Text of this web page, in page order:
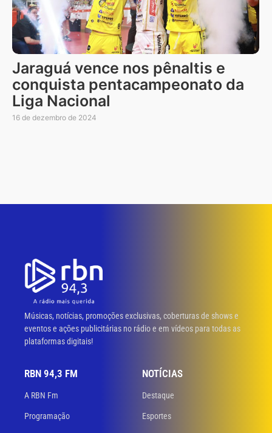
Jaraguá vence nos pênaltis e
conquista pentacampeonato da
Liga Nacional
16 de dezembro de 2024
Músicas, notícias, promoções exclusivas, coberturas de shows e
eventos e ações publicitárias no rádio e em vídeos para todas as
plataformas digitais!
RBN 94,3 FM
A RBN Fm
Programação
NOTÍCIAS
Destaque
Esportes